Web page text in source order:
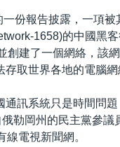
份報告披露，一項被
1658)的中國黑
創建了一個網絡，該
存取世界各地的電腦網
通訊系統只是時間問
勒岡州的民主黨參議
線電視新聞網。